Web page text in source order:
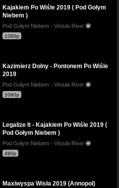
Kajakiem Po Wiśle 2019 ( Pod Gołym
Niebem )
Pod Gołym Niebem - Vistula River
1080p
Kazimierz Dolny - Pontonem Po Wiśle
2019
Pod Gołym Niebem - Vistula River
1080p
Legalize It - Kajakiem Po Wiśle 2019 (
Pod Gołym Niebem )
Pod Gołym Niebem - Vistula River
480p
Maxiwyspa Wisła 2019 (Annopol)